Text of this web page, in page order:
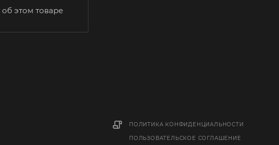
этом товаре
ПОЛИТИКА КОНФИДЕНЦИАЛЬНОСТИ
ПОЛЬЗОВАТЕЛЬСКОЕ СОГЛАШЕНИЕ